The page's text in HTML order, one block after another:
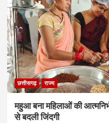
छत्तीसगढ़ राज्य
महुआ बना महिलाओं की
से बदली जिंदगी